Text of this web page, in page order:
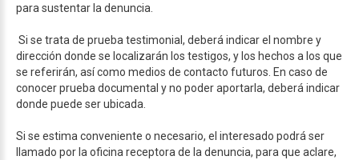
para sustentar la denuncia.
Si se trata de prueba testimonial, deberá indicar el nombre y
dirección donde se localizarán los testigos, y los hechos a los que
se referirán, así como medios de contacto futuros. En caso de
conocer prueba documental y no poder aportarla, deberá indicar
donde puede ser ubicada.
Si se estima conveniente o necesario, el interesado podrá ser
llamado por la oficina receptora de la denuncia, para que aclare,